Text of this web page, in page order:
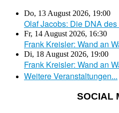
Do, 13 August 2026, 19:00
Olaf Jacobs: Die DNA
Fr, 14 August 2026, 16:30
Frank Kreisler: Wand an
Di, 18 August 2026, 19:00
Frank Kreisler: Wand an
Weitere Veranstaltungen...
SOCIAL